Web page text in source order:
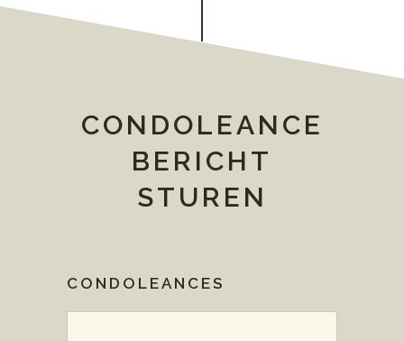
CONDOLEANCE
BERICHT
STUREN
CONDOLEANCES